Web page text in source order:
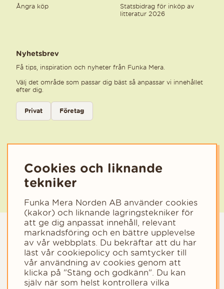
Ångra köp
Statsbidrag för inköp av
litteratur 2026
Nyhetsbrev
Få tips, inspiration och nyheter från Funka Mera.
Välj det område som passar dig bäst så anpassar vi innehållet
efter dig.
Välj kategori för nyhetsbrev
Privat
Företag
Cookies och liknande
tekniker
Funka Mera Norden AB använder cookies
(kakor) och liknande lagringstekniker för
att ge dig anpassat innehåll, relevant
marknadsföring och en bättre upplevelse
av vår webbplats. Du bekräftar att du har
läst vår cookiepolicy och samtycker till
vår användning av cookies genom att
klicka på "Stäng och godkänn". Du kan
själv när som helst kontrollera vilka